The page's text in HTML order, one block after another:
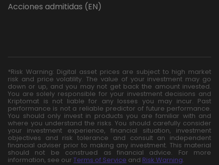
Acciones admitidas (EN)
*Risk Warning: Digital asset prices are subject to high market
risk and price volatility. The value of your investment may go
down or up, and you may not get back the amount invested.
You are solely responsible for your investment decisions and
Kriptomat is not liable for any losses you may incur. Past
performance is not a reliable predictor of future performance.
You should only invest in products you are familiar with and
where you understand the risks. You should carefully consider
your investment experience, financial situation, investment
objectives and risk tolerance and consult an independent
financial adviser prior to making any investment. This material
should not be construed as financial advice. For more
information, see our Terms of Service and Risk Warning.